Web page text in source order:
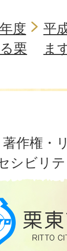
度
栗
平
ま
作権・
シビリ